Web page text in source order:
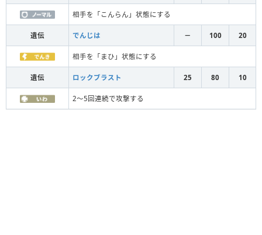
相手を「こんらん」状態にする
遺伝 でんじは － 100 20
相手を「まひ」状態にする
遺伝 ロックブラスト 25 80 10
2～5回連続で攻撃する